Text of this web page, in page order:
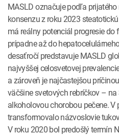
MASLD označuje podľa
konsenzu z roku 2023
má reálny potenciál progresie do
prípadne až do
desaťročí predstavuje MASLD
najvyššej celosvetovej
a zároveň je najčastejšou
väčšine svetových rebríčkov –
alkoholovou chorobou pečene.
transformovalo názvoslovie
V roku 2020 bol predošlý termín